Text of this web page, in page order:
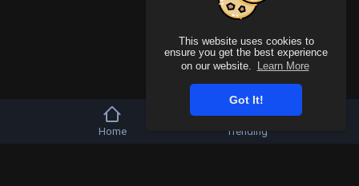
This website uses cookies to
ensure you get the best experience
on our website.
Learn More
Got It!
Copyright © 2026 Tivu Media Platform. All rights reserved.
Home Trending